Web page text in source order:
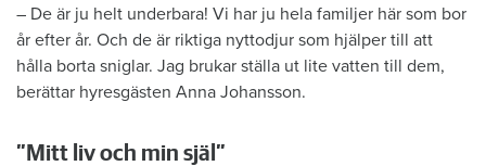
– De är ju helt underbara! Vi har ju hela familjer här som bor
år efter år. Och de är riktiga nyttodjur som hjälper till att
hålla borta sniglar. Jag brukar ställa ut lite vatten till dem,
berättar hyresgästen Anna Johansson.
”Mitt liv och min själ”